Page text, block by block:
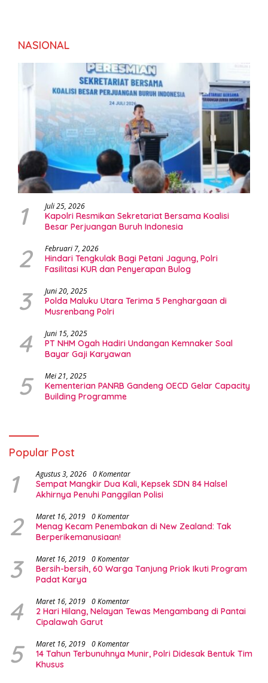
NASIONAL
1 Juli 25, 2026
Kapolri Resmikan Sekretariat Bersama Koalisi
Besar Perjuangan Buruh Indonesia
2 Februari 7, 2026
Hindari Tengkulak Bagi Petani Jagung, Polri
Fasilitasi KUR dan Penyerapan Bulog
3 Juni 20, 2025
Polda Maluku Utara Terima 5 Penghargaan di
Musrenbang Polri
4 Juni 15, 2025
PT NHM Ogah Hadiri Undangan Kemnaker Soal
Bayar Gaji Karyawan
5 Mei 21, 2025
Kementerian PANRB Gandeng OECD Gelar Capacity
Building Programme
Popular Post
1 Agustus 3, 2026 0 Komentar
Sempat Mangkir Dua Kali, Kepsek SDN 84 Halsel
Akhirnya Penuhi Panggilan Polisi
2 Maret 16, 2019 0 Komentar
Menag Kecam Penembakan di New Zealand: Tak
Berperikemanusiaan!
3 Maret 16, 2019 0 Komentar
Bersih-bersih, 60 Warga Tanjung Priok Ikuti Program
Padat Karya
4 Maret 16, 2019 0 Komentar
2 Hari Hilang, Nelayan Tewas Mengambang di Pantai
Cipalawah Garut
5 Maret 16, 2019 0 Komentar
14 Tahun Terbunuhnya Munir, Polri Didesak Bentuk Tim
Khusus